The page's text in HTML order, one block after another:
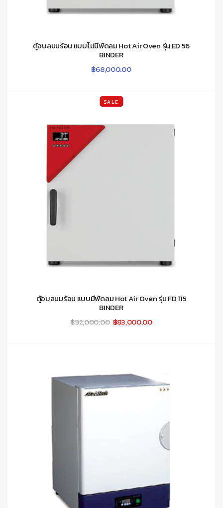
ตู้อบลมมร้อน แบบไม่มีพัดลม Hot Air Oven รุ่น ED 56
BINDER
฿68,000.00
SALE
ตู้อบลมมร้อน แบบมีพัดลม Hot Air Oven รุ่น FD 115
BINDER
฿92,000.00 Original
price
฿83,000.00Current